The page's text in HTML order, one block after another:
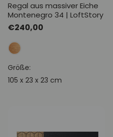
Regal aus massiver Eiche
Montenegro 34 | LoftStory
Normaler
Preis
€240,00
Größe:
105 x 23 x 23 cm